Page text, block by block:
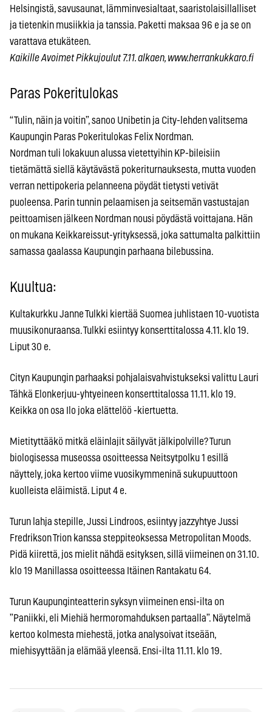
Helsingistä, savusaunat, lämminvesialtaat, saaristolaisillalliset
ja tietenkin musiikkia ja tanssia. Paketti maksaa 96 e ja se on
varattava etukäteen.
Kaikille Avoimet Pikkujoulut 7.11. alkaen, www.herrankukkaro.fi
Paras Pokeritulokas
“Tulin, näin ja voitin”, sanoo Unibetin ja City-lehden valitsema
Kaupungin Paras Pokeritulokas Felix Nordman.
Nordman tuli lokakuun alussa vietettyihin KP-bileisiin
tietämättä siellä käytävästä pokeriturnauksesta, mutta vuoden
verran nettipokeria pelanneena pöydät tietysti vetivät
puoleensa. Parin tunnin pelaamisen ja seitsemän vastustajan
peittoamisen jälkeen Nordman nousi pöydästä voittajana. Hän
on mukana Keikkareissut-yrityksessä, joka sattumalta palkittiin
samassa gaalassa Kaupungin parhaana bilebussina.
Kuultua:
Kultakurkku Janne Tulkki kiertää Suomea juhlistaen 10-vuotista
muusikonuraansa. Tulkki esiintyy konserttitalossa 4.11. klo 19.
Liput 30 e.
Cityn Kaupungin parhaaksi pohjalaisvahvistukseksi valittu Lauri
Tähkä Elonkerjuu-yhtyeineen konserttitalossa 11.11. klo 19.
Keikka on osa Ilo joka elättelöö -kiertuetta.
Mietityttääkö mitkä eläinlajit säilyvät jälkipolville? Turun
biologisessa museossa osoitteessa Neitsytpolku 1 esillä
näyttely, joka kertoo viime vuosikymmeninä sukupuuttoon
kuolleista eläimistä. Liput 4 e.
Turun lahja stepille, Jussi Lindroos, esiintyy jazzyhtye Jussi
Fredrikson Trion kanssa steppiteoksessa Metropolitan Moods.
Pidä kiirettä, jos mielit nähdä esityksen, sillä viimeinen on 31.10.
klo 19 Manillassa osoitteessa Itäinen Rantakatu 64.
Turun Kaupunginteatterin syksyn viimeinen ensi-ilta on
”Paniikki, eli Miehiä hermoromahduksen partaalla”. Näytelmä
kertoo kolmesta miehestä, jotka analysoivat itseään,
miehisyyttään ja elämää yleensä. Ensi-ilta 11.11. klo 19.